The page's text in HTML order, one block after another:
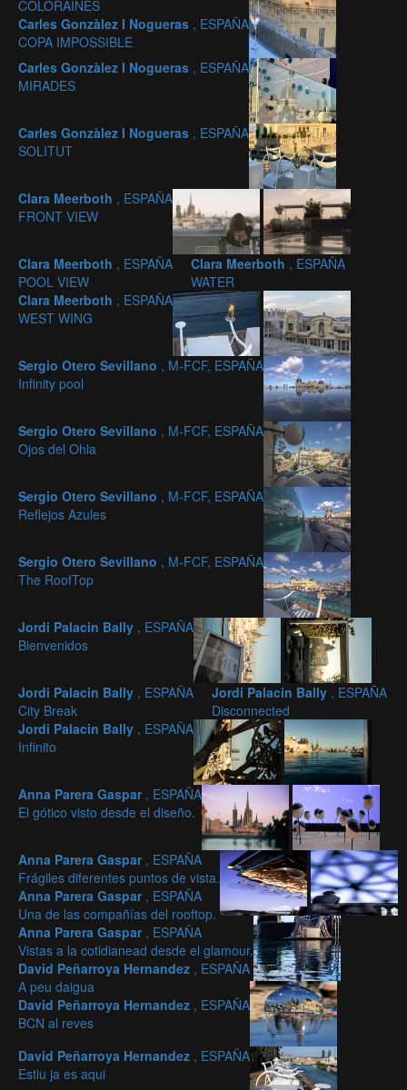
COLORAINES
Carles Gonzàlez I Nogueras , ESPAÑA
COPA IMPOSSIBLE
Carles Gonzàlez I Nogueras , ESPAÑA
MIRADES
Carles Gonzàlez I Nogueras , ESPAÑA
SOLITUT
Clara Meerboth , ESPAÑA
FRONT VIEW
Clara Meerboth , ESPAÑA
POOL VIEW
Clara Meerboth , ESPAÑA
WATER
Clara Meerboth , ESPAÑA
WEST WING
Sergio Otero Sevillano , M-FCF, ESPAÑA
Infinity pool
Sergio Otero Sevillano , M-FCF, ESPAÑA
Ojos del Ohla
Sergio Otero Sevillano , M-FCF, ESPAÑA
Reflejos Azules
Sergio Otero Sevillano , M-FCF, ESPAÑA
The RoofTop
Jordi Palacin Bally , ESPAÑA
Bienvenidos
Jordi Palacin Bally , ESPAÑA
City Break
Jordi Palacin Bally , ESPAÑA
Disconnected
Jordi Palacin Bally , ESPAÑA
Infinito
Anna Parera Gaspar , ESPAÑA
El gótico visto desde el diseño.
Anna Parera Gaspar , ESPAÑA
Frágiles diferentes puntos de vista.
Anna Parera Gaspar , ESPAÑA
Una de las compañías del rooftop.
Anna Parera Gaspar , ESPAÑA
Vistas a la cotidianead desde el glamour.
David Peñarroya Hernandez , ESPAÑA
A peu daigua
David Peñarroya Hernandez , ESPAÑA
BCN al reves
David Peñarroya Hernandez , ESPAÑA
Estiu ja es aqui